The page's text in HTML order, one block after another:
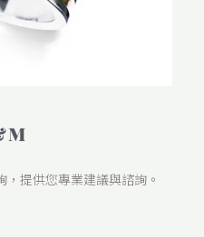
提供您專業建議與諮詢。